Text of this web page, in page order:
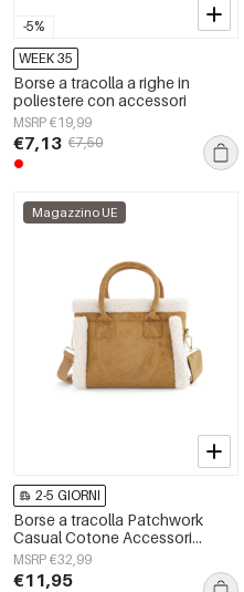
-5%
WEEK 35
Borse a tracolla a righe in
poliestere con accessori
MSRP €19,99
€7,13 €7,50
Magazzino UE
2-5 GIORNI
Borse a tracolla Patchwork
Casual Cotone Accessori
quotidiani
MSRP €32,99
€11,95